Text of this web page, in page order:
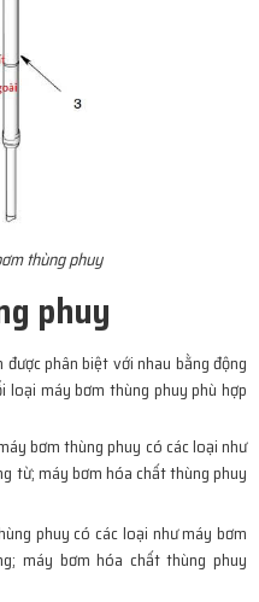
thùng phuy
phuy
phân biệt với nhau bằng động
loại máy bơm thùng phuy phù hợp
bơm thùng phuy có các loại như
từ; máy bơm hóa chất thùng phuy
phuy có các loại như máy bơm
máy bơm hóa chất thùng phuy